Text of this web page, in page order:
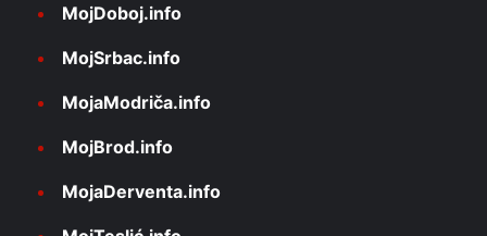
MojDoboj.info
MojSrbac.info
MojaModriča.info
MojBrod.info
MojaDerventa.info